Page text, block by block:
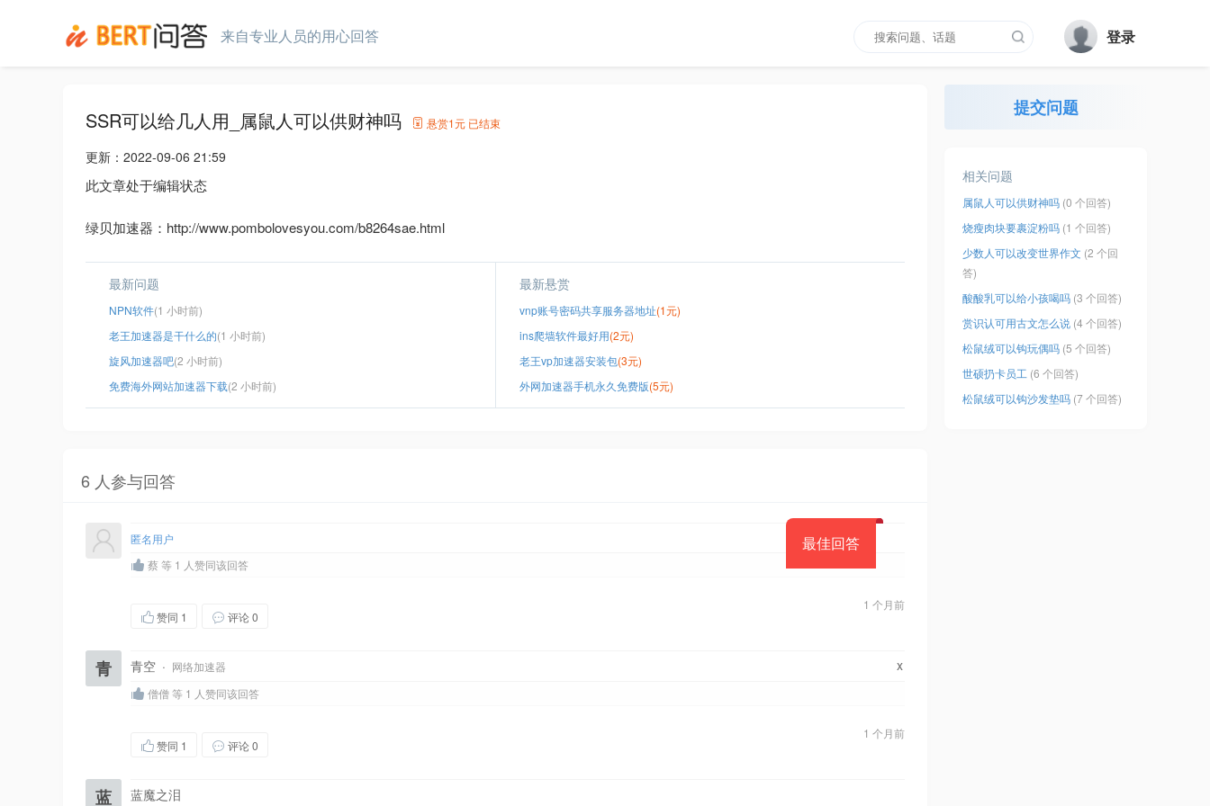
来自专业人员的用心回答 登录
SSR可以给几人用_属鼠人可以供财神吗 悬赏1元 已结束
更新： 2022-09-06 21:59
此文章处于编辑状态
绿贝加速器：http://www.pombolovesyou.com/b8264sae.html
最新问题
NPN软件(1 小时前)
老王加速器是干什么的(1 小时前)
旋风加速器吧(2 小时前)
免费海外网站加速器下载(2 小时前)
最新悬赏
vnp账号密码共享服务器地址(1元)
ins爬墙软件最好用(2元)
老王vp加速器安装包(3元)
外网加速器手机永久免费版(5元)
6 人参与回答
最佳回答
匿名用户
蔡 等 1 人赞同该回答
1 个月前
赞同 1 评论 0
青 青空 · 网络加速器 x
僧僧 等 1 人赞同该回答
1 个月前
赞同 1 评论 0
蓝 蓝魔之泪
提交问题
相关问题
属鼠人可以供财神吗 (0 个回答)
烧瘦肉块要裹淀粉吗 (1 个回答)
少数人可以改变世界作文 (2 个回
答)
酸酸乳可以给小孩喝吗 (3 个回答)
赏识认可用古文怎么说 (4 个回答)
松鼠绒可以钩玩偶吗 (5 个回答)
世硕扔卡员工 (6 个回答)
松鼠绒可以钩沙发垫吗 (7 个回答)